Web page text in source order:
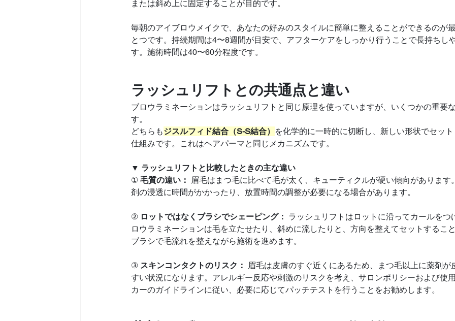
または斜め上に固定することが目的です。
毎朝のアイブロウメイクで、あなたの好みのスタイルに簡単に整えることができるのが
とつです。持続期間は4〜8週間が目安で、アフターケアをしっかり行うことで長持ちし
す。施術時間は40〜60分程度です。
ラッシュリフトとの共通点と違い
ブロウラミネーションはラッシュリフトと同じ原理を使っていますが、いくつかの重要
す。
どちらもジスルフィド結合（S-S結合） を化学的に一時的に切断し、新しい形状でセット
仕組みです。これはヘアパーマと同じメカニズムです。
▼ ラッシュリフトと比較したときの主な違い
① 毛質の違い：
眉毛はまつ毛に比べて毛が太く、キューティクルが硬い傾向があります
剤の浸透に時間がかかったり、放置時間の調整が必要になる場合があります。
② ロットではなくブラシでシェーピング： ラッシュリフトはロットに沿ってカールをつ
ロウラミネーションは毛を立たせたり、斜めに流したりと、方向を整えてセットすること
ブラシで毛流れを整えながら施術を進めます。
③ スキンコンタクトのリスク：
眉毛は皮膚のすぐ近くにあるため、まつ毛以上に薬剤が
すい状況になります。アレルギー反応や刺激のリスクを考え、サロンポリシーおよび使
カーのガイドラインに従い、必要に応じてパッチテストを行うことをお勧めします。